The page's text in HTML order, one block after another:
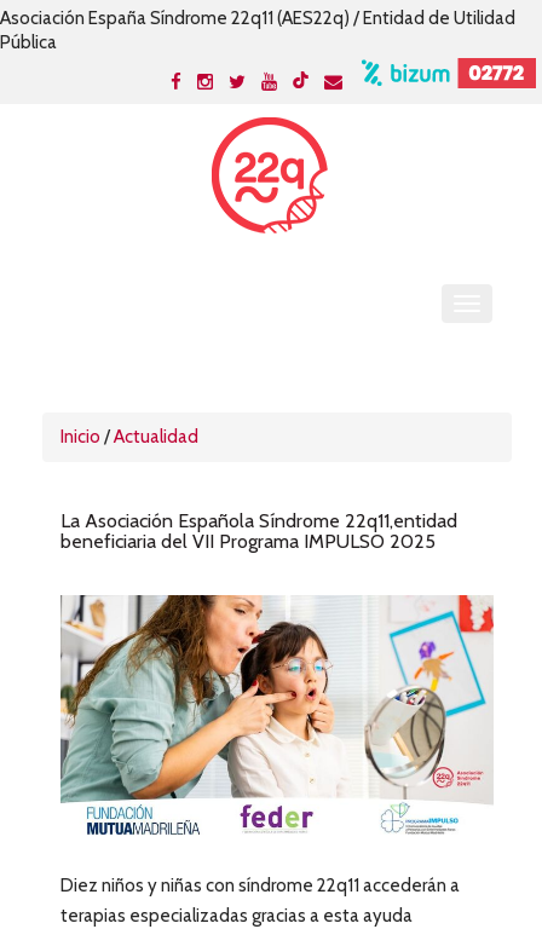
Asociación España Síndrome 22q11 (AES22q) / Entidad de Utilidad
Pública
Inicio /Actualidad
La Asociación Española Síndrome 22q11,entidad
beneficiaria del VII Programa IMPULSO 2025
Diez niños y niñas con síndrome 22q11 accederán a
terapias especializadas gracias a esta ayuda